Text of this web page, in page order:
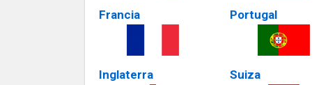
Francia
Inglaterra
Portugal
Suiza